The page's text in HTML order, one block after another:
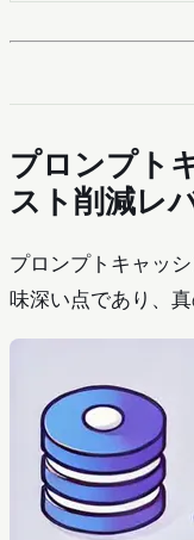
プロンプト
スト削減レ
プロンプトキャッ
味深い点であり、